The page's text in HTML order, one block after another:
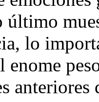
último
lo
enome
anteriores